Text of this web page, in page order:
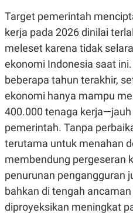
Target pemerintah
kerja pada 2026 dinilai
meleset karena tidak
ekonomi Indonesia saat
beberapa tahun terakhir,
ekonomi hanya mampu
400.000 tenaga
pemerintah. Tanpa
terutama untuk menahan
membendung pergeseran
penurunan pengangguran
bahkan di tengah
diproyeksikan meningkat